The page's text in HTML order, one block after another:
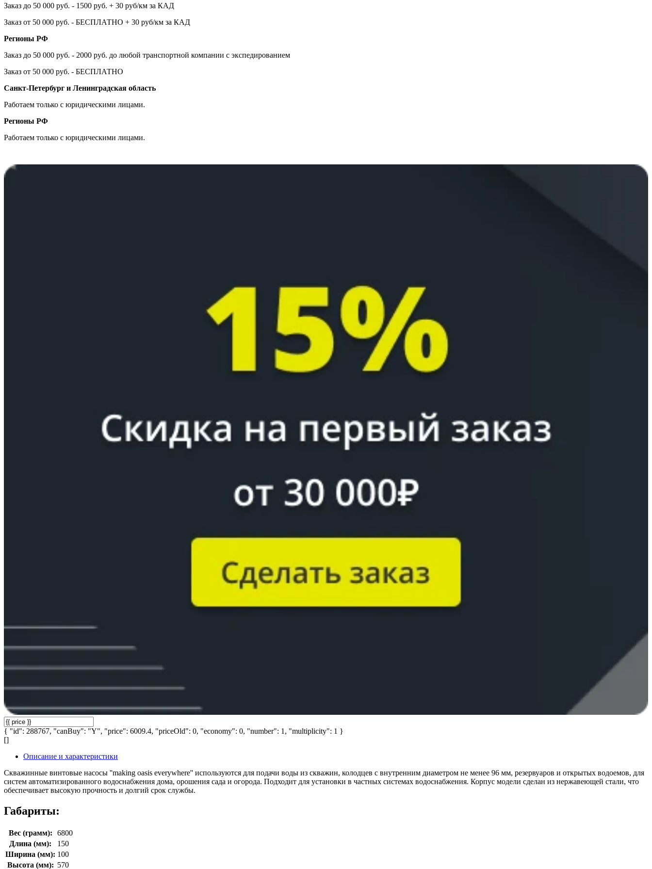
Заказ до 50 000 руб. - 1500 руб. + 30 руб/км за КАД
Заказ от 50 000 руб. - БЕСПЛАТНО + 30 руб/км за КАД
Регионы РФ
Заказ до 50 000 руб. - 2000 руб. до любой транспортной компании с экспедированием
Заказ от 50 000 руб. - БЕСПЛАТНО
Санкт-Петербург и Ленинградская область
Работаем только с юридическими лицами.
Регионы РФ
Работаем только с юридическими лицами.
{ "id": 288767, "canBuy": "Y", "price": 6009.4, "priceOld": 0, "economy": 0, "number": 1, "multiplicity": 1 }
[]
Описание и характеристики
Скважинные винтовые насосы ''making oasis everywhere'' используются для подачи воды из скважин, колодцев с внутренним диаметром не менее 96 мм, резервуаров и открытых водоемов, для
систем автоматизированного водоснабжения дома, орошения сада и огорода. Подходит для установки в частных системах водоснабжения. Корпус модели сделан из нержавеющей стали, что
обеспечивает высокую прочность и долгий срок службы.
Габариты:
Вес (грамм):
6800
Длина (мм):
150
Ширина (мм): 100
Высота (мм): 570